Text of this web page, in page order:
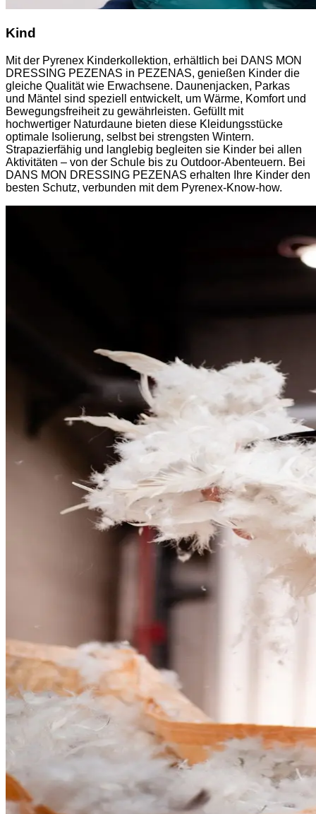
Kind
Mit der Pyrenex Kinderkollektion, erhältlich bei DANS MON
DRESSING PEZENAS in PEZENAS, genießen Kinder die
gleiche Qualität wie Erwachsene. Daunenjacken, Parkas
und Mäntel sind speziell entwickelt, um Wärme, Komfort und
Bewegungsfreiheit zu gewährleisten. Gefüllt mit
hochwertiger Naturdaune bieten diese Kleidungsstücke
optimale Isolierung, selbst bei strengsten Wintern.
Strapazierfähig und langlebig begleiten sie Kinder bei allen
Aktivitäten – von der Schule bis zu Outdoor-Abenteuern. Bei
DANS MON DRESSING PEZENAS erhalten Ihre Kinder den
besten Schutz, verbunden mit dem Pyrenex-Know-how.